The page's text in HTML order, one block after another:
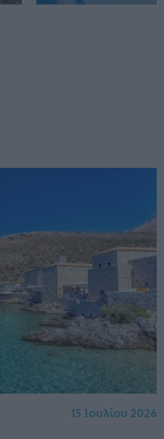
15 Ιουλίου 2026